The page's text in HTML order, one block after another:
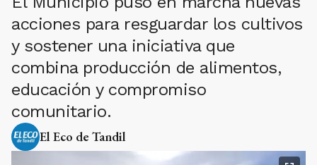
acciones para resguardar los cultivos
y sostener una iniciativa que
combina producción de alimentos,
educación y compromiso
comunitario.
El Eco de Tandil